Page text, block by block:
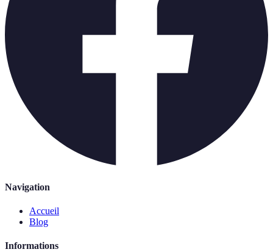
Navigation
Accueil
Blog
Informations